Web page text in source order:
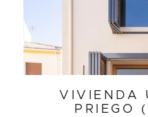
VIVIENDA
PRIEGO